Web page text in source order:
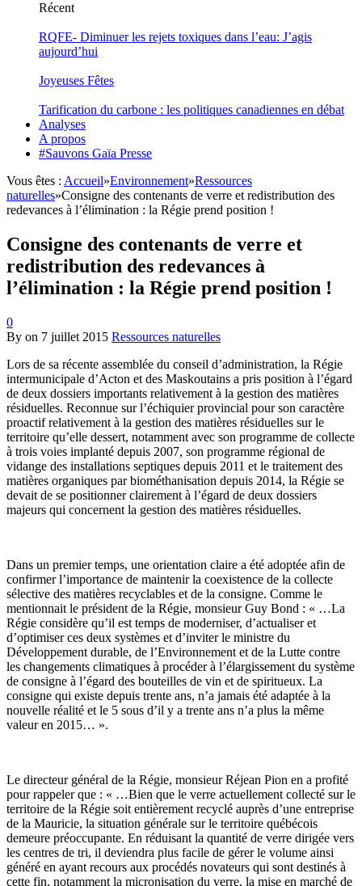
Récent
RQFE- Diminuer les rejets toxiques dans l’eau: J’agis
aujourd’hui
Joyeuses Fêtes
Tarification du carbone : les politiques canadiennes en débat
Analyses
A propos
#Sauvons Gaïa Presse
Vous êtes : Accueil»Environnement»Ressources
naturelles»Consigne des contenants de verre et redistribution des
redevances à l’élimination : la Régie prend position !
Consigne des contenants de verre et
redistribution des redevances à
l’élimination : la Régie prend position !
0
By on 7 juillet 2015 Ressources naturelles
Lors de sa récente assemblée du conseil d’administration, la Régie
intermunicipale d’Acton et des Maskoutains a pris position à l’égard
de deux dossiers importants relativement à la gestion des matières
résiduelles. Reconnue sur l’échiquier provincial pour son caractère
proactif relativement à la gestion des matières résiduelles sur le
territoire qu’elle dessert, notamment avec son programme de collecte
à trois voies implanté depuis 2007, son programme régional de
vidange des installations septiques depuis 2011 et le traitement des
matières organiques par biométhanisation depuis 2014, la Régie se
devait de se positionner clairement à l’égard de deux dossiers
majeurs qui concernent la gestion des matières résiduelles.
Dans un premier temps, une orientation claire a été adoptée afin de
confirmer l’importance de maintenir la coexistence de la collecte
sélective des matières recyclables et de la consigne. Comme le
mentionnait le président de la Régie, monsieur Guy Bond : « …La
Régie considère qu’il est temps de moderniser, d’actualiser et
d’optimiser ces deux systèmes et d’inviter le ministre du
Développement durable, de l’Environnement et de la Lutte contre
les changements climatiques à procéder à l’élargissement du système
de consigne à l’égard des bouteilles de vin et de spiritueux. La
consigne qui existe depuis trente ans, n’a jamais été adaptée à la
nouvelle réalité et le 5 sous d’il y a trente ans n’a plus la même
valeur en 2015… ».
Le directeur général de la Régie, monsieur Réjean Pion en a profité
pour rappeler que : « …Bien que le verre actuellement collecté sur le
territoire de la Régie soit entièrement recyclé auprès d’une entreprise
de la Mauricie, la situation générale sur le territoire québécois
demeure préoccupante. En réduisant la quantité de verre dirigée vers
les centres de tri, il deviendra plus facile de gérer le volume ainsi
généré en ayant recours aux procédés novateurs qui sont destinés à
cette fin, notamment la micronisation du verre, la mise en marché de